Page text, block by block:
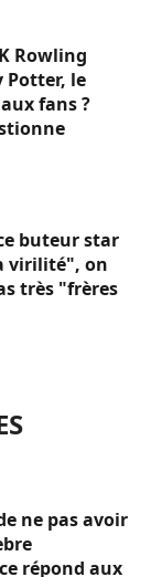
Rowling
Potter, le
fans ?
buteur star
virilité", on
très "frères
ne pas avoir
répond aux